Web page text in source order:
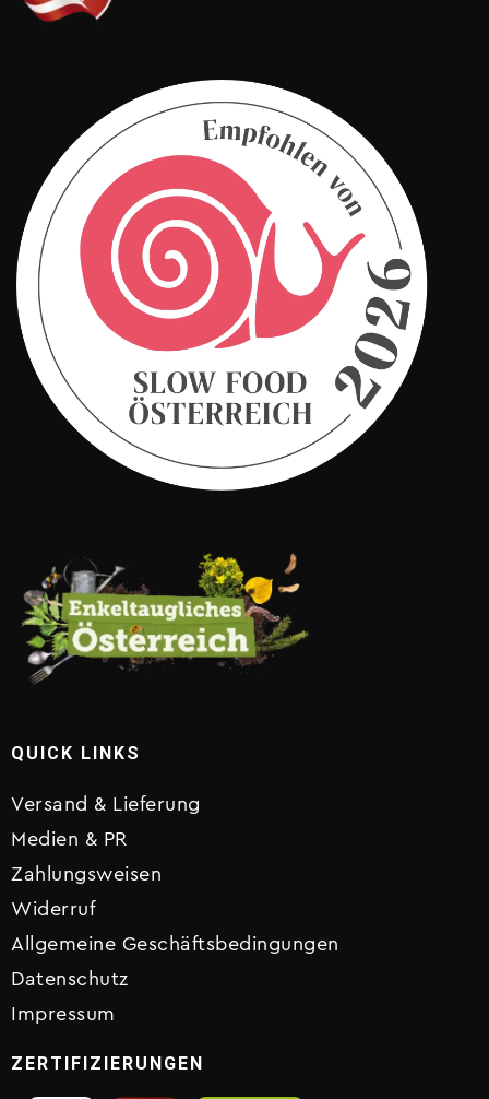
QUICK LINKS
Versand & Lieferung
Medien & PR
Zahlungsweisen
Widerruf
Allgemeine Geschäftsbedingungen
Datenschutz
Impressum
ZERTIFIZIERUNGEN